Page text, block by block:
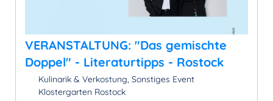
VERANSTALTUNG: "Das gemischte
Doppel" - Literaturtipps - Rostock
Kulinarik & Verkostung, Sonstiges Event
Klostergarten Rostock